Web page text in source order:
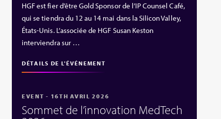
HGF est fier d’être Gold Sponsor de l’IP Counsel Café,
qui se tiendra du 12 au 14 mai dans la Silicon Valley,
États‑Unis. L’associée de HGF Susan Keston
interviendra sur …
DÉTAILS DE L'ÉVÉNEMENT
EVENT - 16TH AVRIL 2026
Sommet de l’innovation MedTech